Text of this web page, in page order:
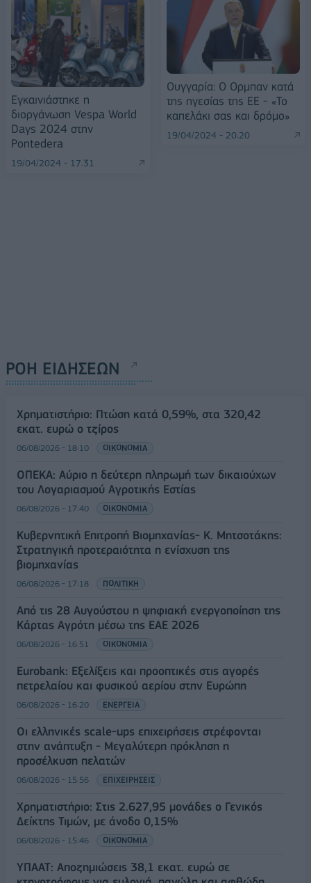
Εγκαινιάστηκε η
διοργάνωση Vespa World
Days 2024 στην
Pontedera
19/04/2024 - 17:31
Ουγγαρία: Ο Ορμπαν κατά
της ηγεσίας της ΕΕ - «Το
καπελάκι σας και δρόμο»
19/04/2024 - 20:20
ΡΟΗ ΕΙΔΗΣΕΩΝ
Χρηματιστήριο: Πτώση κατά 0,59%, στα 320,42
εκατ. ευρώ ο τζίρος
06/08/2026 - 18:10 ΟΙΚΟΝΟΜΙΑ
ΟΠΕΚΑ: Αύριο η δεύτερη πληρωμή των δικαιούχων
του Λογαριασμού Αγροτικής Εστίας
06/08/2026 - 17:40 ΟΙΚΟΝΟΜΙΑ
Κυβερνητική Επιτροπή Βιομηχανίας- Κ. Μητσοτάκης:
Στρατηγική προτεραιότητα η ενίσχυση της
βιομηχανίας
06/08/2026 - 17:18 ΠΟΛΙΤΙΚΗ
Από τις 28 Αυγούστου η ψηφιακή ενεργοποίηση της
Κάρτας Αγρότη μέσω της ΕΑΕ 2026
06/08/2026 - 16:51 ΟΙΚΟΝΟΜΙΑ
Eurobank: Εξελίξεις και προοπτικές στις αγορές
πετρελαίου και φυσικού αερίου στην Ευρώπη
06/08/2026 - 16:20 ΕΝΕΡΓΕΙΑ
Οι ελληνικές scale-ups επιχειρήσεις στρέφονται
στην ανάπτυξη - Μεγαλύτερη πρόκληση η
προσέλκυση πελατών
06/08/2026 - 15:56 ΕΠΙΧΕΙΡΗΣΕΙΣ
Χρηματιστήριο: Στις 2.627,95 μονάδες ο Γενικός
Δείκτης Τιμών, με άνοδο 0,15%
06/08/2026 - 15:46 ΟΙΚΟΝΟΜΙΑ
ΥΠΑΑΤ: Αποζημιώσεις 38,1 εκατ. ευρώ σε